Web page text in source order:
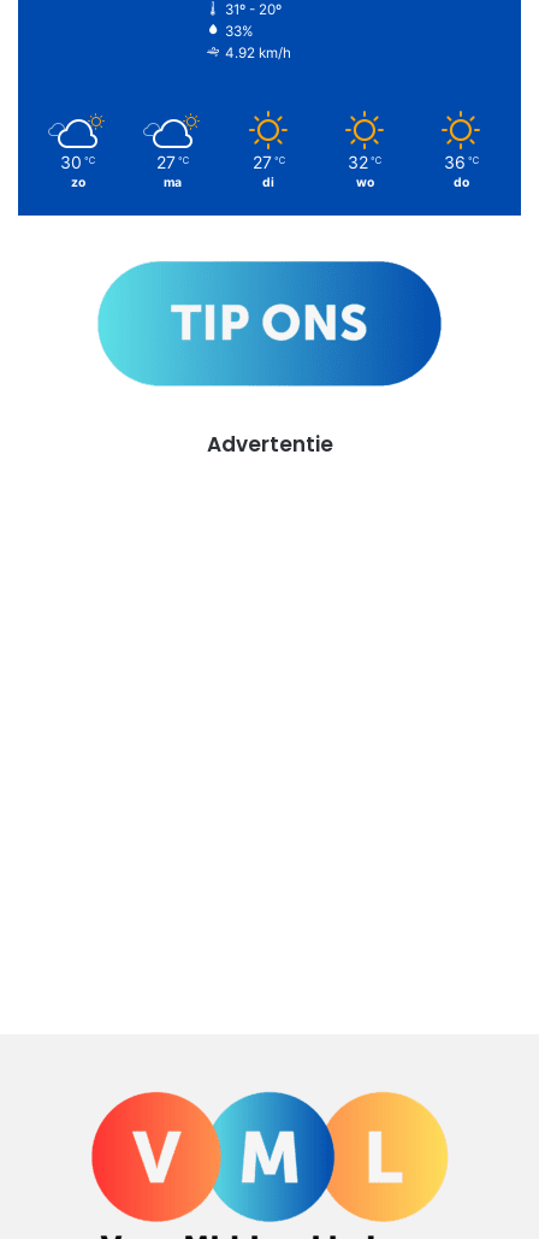
31º - 20º
33%
4.92 km/h
30 ℃
zo
27 ℃
ma
27 ℃
di
32 ℃
wo
36 ℃
do
Advertentie